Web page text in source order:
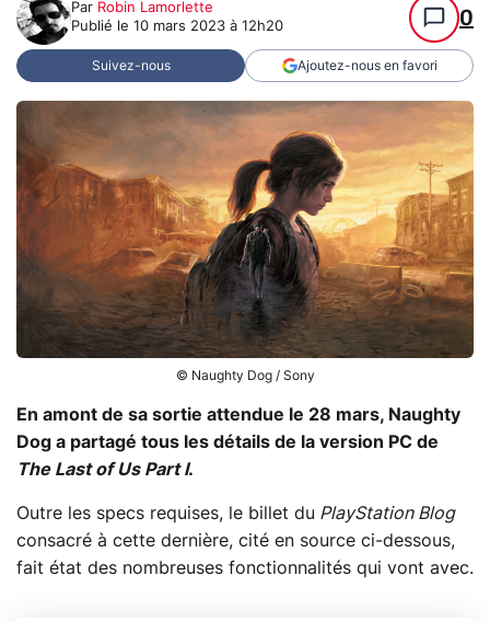
Par Robin Lamorlette
Publié le 10 mars 2023 à 12h20 0
Suivez-nous Ajoutez-nous en favori
© Naughty Dog / Sony
En amont de sa sortie attendue le 28 mars, Naughty
Dog a partagé tous les détails de la version PC de
The Last of Us Part I.
Outre les specs requises, le billet du PlayStation Blog
consacré à cette dernière, cité en source ci-dessous,
fait état des nombreuses fonctionnalités qui vont avec.